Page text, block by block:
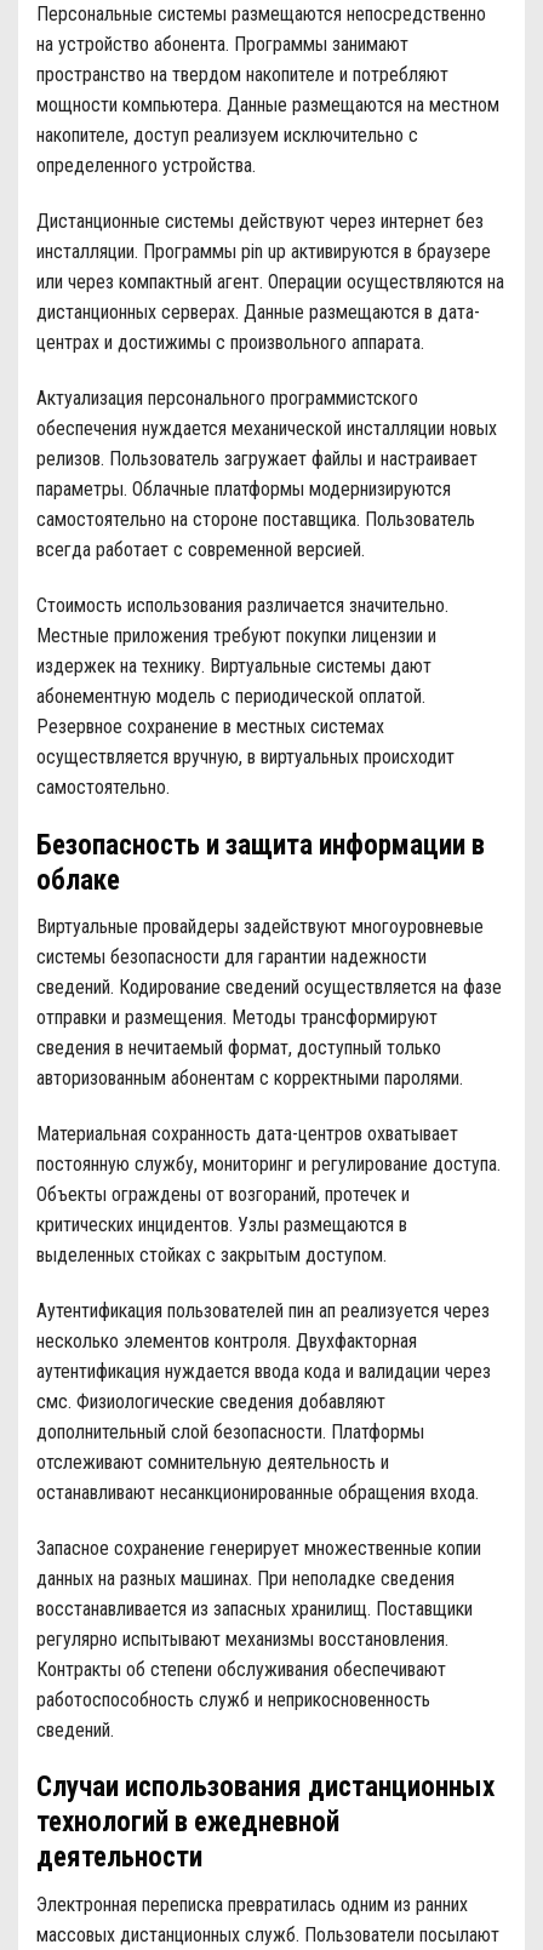
Персональные системы размещаются непосредственно
на устройство абонента. Программы занимают
пространство на твердом накопителе и потребляют
мощности компьютера. Данные размещаются на местном
накопителе, доступ реализуем исключительно с
определенного устройства.
Дистанционные системы действуют через интернет без
инсталляции. Программы pin up активируются в браузере
или через компактный агент. Операции осуществляются на
дистанционных серверах. Данные размещаются в дата-
центрах и достижимы с произвольного аппарата.
Актуализация персонального программистского
обеспечения нуждается механической инсталляции новых
релизов. Пользователь загружает файлы и настраивает
параметры. Облачные платформы модернизируются
самостоятельно на стороне поставщика. Пользователь
всегда работает с современной версией.
Стоимость использования различается значительно.
Местные приложения требуют покупки лицензии и
издержек на технику. Виртуальные системы дают
абонементную модель с периодической оплатой.
Резервное сохранение в местных системах
осуществляется вручную, в виртуальных происходит
самостоятельно.
Безопасность и защита информации в
облаке
Виртуальные провайдеры задействуют многоуровневые
системы безопасности для гарантии надежности
сведений. Кодирование сведений осуществляется на фазе
отправки и размещения. Методы трансформируют
сведения в нечитаемый формат, доступный только
авторизованным абонентам с корректными паролями.
Материальная сохранность дата-центров охватывает
постоянную службу, мониторинг и регулирование доступа.
Объекты ограждены от возгораний, протечек и
критических инцидентов. Узлы размещаются в
выделенных стойках с закрытым доступом.
Аутентификация пользователей пин ап реализуется через
несколько элементов контроля. Двухфакторная
аутентификация нуждается ввода кода и валидации через
смс. Физиологические сведения добавляют
дополнительный слой безопасности. Платформы
отслеживают сомнительную деятельность и
останавливают несанкционированные обращения входа.
Запасное сохранение генерирует множественные копии
данных на разных машинах. При неполадке сведения
восстанавливается из запасных хранилищ. Поставщики
регулярно испытывают механизмы восстановления.
Контракты об степени обслуживания обеспечивают
работоспособность служб и неприкосновенность
сведений.
Случаи использования дистанционных
технологий в ежедневной
деятельности
Электронная переписка превратилась одним из ранних
массовых дистанционных служб. Пользователи посылают